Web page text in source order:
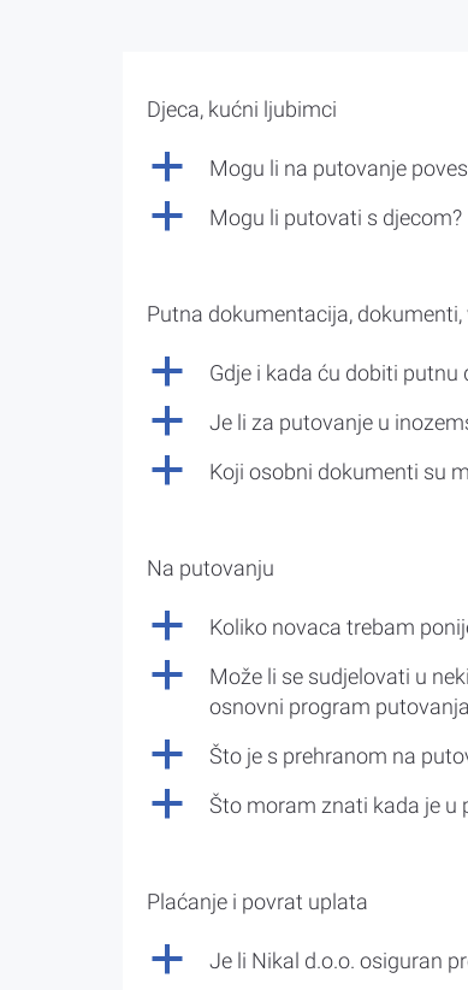
Djeca, kućni ljubimci
a Mogu li na putovanje
a Mogu li putovati s djecom?
Putna dokumentacija, dokumenti,
a Gdje i kada ću dobiti putnu
a Je li za putovanje u
a Koji osobni dokumenti su
Na putovanju
a Koliko novaca trebam
a
Može li se sudjelovati u
osnovni program
a Što je s prehranom na
a Što moram znati kada je u
Plaćanje i povrat uplata
a Je li Nikal d.o.o. osiguran